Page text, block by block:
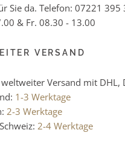
Sie da. Telefon: 07221 395
& Fr. 08.30 - 13.00
VERSAND
Versand mit DHL,
1-3 Werktage
2-3 Werktage
2-4 Werktage